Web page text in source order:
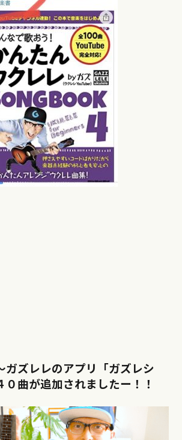
ガズレレのアプリ「ガズレシ
０曲が追加されましたー！！